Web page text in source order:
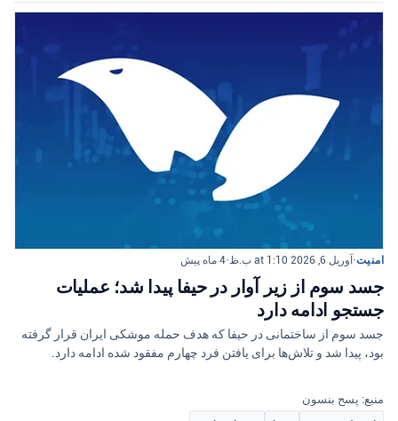
امنیت•آوریل 6, 2026 at 1:10 ب.ظ •4 ماه پیش
جسد سوم از زیر آوار در حیفا پیدا شد؛ عملیات
جستجو ادامه دارد
جسد سوم از ساختمانی در حیفا که هدف حمله موشکی ایران قرار گرفته
بود، پیدا شد و تلاش‌ها برای یافتن فرد چهارم مفقود شده ادامه دارد.
منبع: پسح بنسون